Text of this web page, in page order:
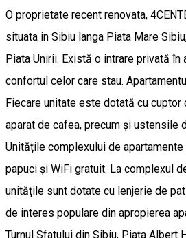
O proprietate recent renovata,
situata in Sibiu langa Piata Mare
Piata Unirii. Există o intrare privată în
confortul celor care stau.
Fiecare unitate este dotată cu cuptor
aparat de cafea, precum și ustensile
Unitățile complexului de
papuci și WiFi gratuit. La complexul
unitățile sunt dotate cu lenjerie de
de interes populare din apropierea
Turnul Sfatului din Sibiu, Piața Albert